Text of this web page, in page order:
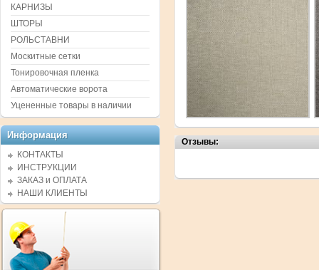
Отзывы:
КАРНИЗЫ
ШТОРЫ
РОЛЬСТАВНИ
Москитные сетки
Тонировочная пленка
Автоматические ворота
Уцененные товары в наличии
Информация
КОНТАКТЫ
ИНСТРУКЦИИ
ЗАКАЗ и ОПЛАТА
НАШИ КЛИЕНТЫ